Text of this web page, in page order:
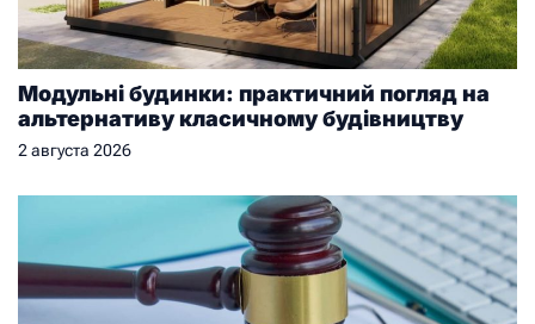
Модульні будинки: практичний погляд на
альтернативу класичному будівництву
2 августа 2026